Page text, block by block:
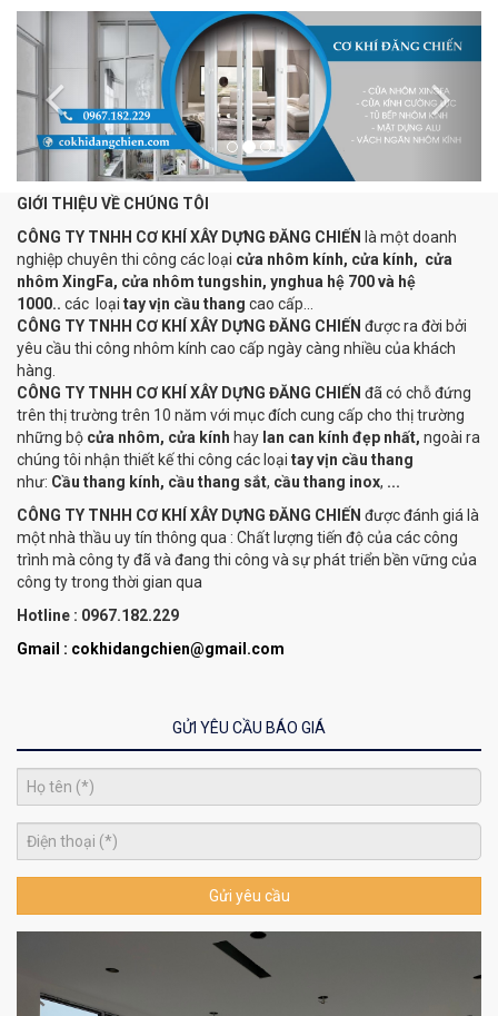
Previous Next
GIỚI THIỆU VỀ CHÚNG TÔI
CÔNG TY TNHH CƠ KHÍ XÂY DỰNG ĐĂNG CHIẾN là một doanh
nghiệp chuyên thi công các loại cửa nhôm kính, cửa kính, cửa
nhôm XingFa, cửa nhôm tungshin, ynghua hệ 700 và hệ
1000.. các loại tay vịn cầu thang cao cấp...
CÔNG TY TNHH CƠ KHÍ XÂY DỰNG ĐĂNG CHIẾN được ra đời bởi
yêu cầu thi công nhôm kính cao cấp ngày càng nhiều của khách
hàng.
CÔNG TY TNHH CƠ KHÍ XÂY DỰNG ĐĂNG CHIẾN đã có chỗ đứng
trên thị trường trên 10 năm với mục đích cung cấp cho thị trường
những bộ cửa nhôm, cửa kính hay lan can kính đẹp nhất, ngoài ra
chúng tôi nhận thiết kế thi công các loại tay vịn cầu thang
như: Cầu thang kính, cầu thang sắt, cầu thang inox, ...
CÔNG TY TNHH CƠ KHÍ XÂY DỰNG ĐĂNG CHIẾN được đánh giá là
một nhà thầu uy tín thông qua : Chất lượng tiến độ của các công
trình mà công ty đã và đang thi công và sự phát triển bền vững của
công ty trong thời gian qua
Hotline : 0967.182.229
Gmail : cokhidangchien@gmail.com
GỬI YÊU CẦU BÁO GIÁ
Gửi yêu cầu